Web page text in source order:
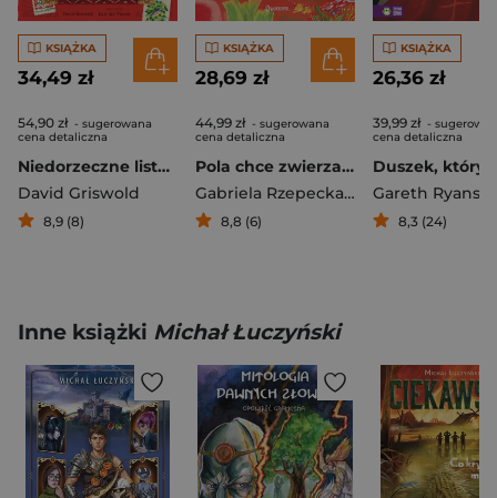
KSIĄŻKA
34,49 zł
54,90 zł - sugerowana
cena detaliczna
Niedorzeczne listy do Mikołaja
David Griswold
8,9 (8)
KSIĄŻKA
28,69 zł
44,99 zł - sugerowana
cena detaliczna
Pola chce zwierzaka
Gabriela Rzepecka-Weiss
8,8 (6)
KSIĄŻKA
26,36 zł
39,99 zł -
cena detaliczna
Gareth Ryans
8,3 (24)
Inne książki Michał Łuczyński